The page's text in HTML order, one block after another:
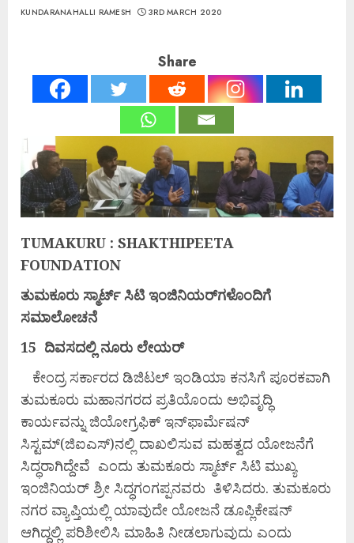
KUNDARANAHALLI RAMESH 3RD MARCH 2020
Share
TUMAKURU : SHAKTHIPEETA
FOUNDATION
ತುಮಕೂರು ಸ್ಮಾರ್ಟ್ಸಿಟಿಇಂಜಿನಿಯರ್‌ಗಳೊಂದಿಗೆ
ಸಮಾಲೋಚನೆ
15 ದಿವಸದಲ್ಲಿ ನೂರು ಲೇಯರ್‍
ಕೇಂದ್ರ ಸರ್ಕಾರದ ಡಿಜಿಟಲ್ ಇಂಡಿಯಾ ಕನಸಿಗೆ ಪೂರಕವಾಗಿ
ತುಮಕೂರು ಮಹಾನಗರದ ಪ್ರತಿಯೊಂದು ಅಭಿವೃದ್ಧಿ
ಕಾರ್ಯವನ್ನು ಜಿಯೋಗ್ರಫಿಕ್ ಇನ್‌ಫಾರ್ಮೆಷನ್
ಸಿಸ್ಟಮ್(ಜಿಐಎಸ್)ನಲ್ಲಿ ದಾಖಲಿಸುವ ಮಹತ್ವದ ಯೋಜನೆಗೆ
ಸಿದ್ಧರಾಗಿದ್ದೇವೆ ಎಂದು ತುಮಕೂರು ಸ್ಮಾರ್ಟ್ ಸಿಟಿ ಮುಖ್ಯ
ಇಂಜಿನಿಯರ್ ಶ್ರೀ ಸಿದ್ಧಗಂಗಪ್ಪನವರು ತಿಳಿಸಿದರು. ತುಮಕೂರು
ನಗರ ವ್ಯಾಪ್ತಿಯಲ್ಲಿ ಯಾವುದೇ ಯೋಜನೆ ಡೂಪ್ಲಿಕೇಷನ್
ಆಗಿದ್ದಲ್ಲಿ ಪರಿಶೀಲಿಸಿ ಮಾಹಿತಿ ನೀಡಲಾಗುವುದು ಎಂದು